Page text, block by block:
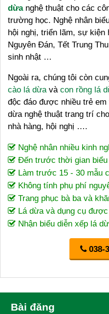
dừanghệ thuật cho các
trường học. Nghệ nhân
hội nghị, triển lãm, sự
Nguyên Đán, Tết Trung
sinh nhật …
Ngoài ra, chúng tôi còn
cào lá dừavà con rồng lá
độc đáo được nhiều trẻ
dừa nghệ thuật trang trí
nhà hàng, hội nghị ….
Nghệ nhân nhiều kinh
Đến trước thời gian
Làm trước 15 - 30 mẫu
Không tính phụ phí
Trang phục bà ba và
Lá dừa và dụng cụ
Nhận biểu diễn xếp lá
038-
Bài đăng